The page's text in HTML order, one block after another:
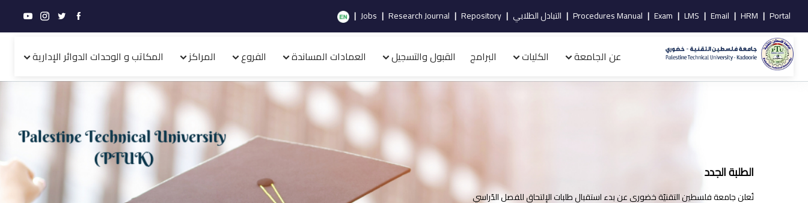
Portal
|
HRM
|
Email
|
LMS
|
Exam
|
Procedures Manual
| التبادل الطلابي |
Repository
|
Research Journal
|
Jobs
|
عن الجامعة الكليات البرامج القبول والتسجيل العمادات المساندة الفروع المراكز المكاتب و الوحدات الدوائر الإدارية
6
الطلبة الجدد
تُعلن جامعة فلسطين التقنيّة خضوري عن بدء استقبال طلبات الإلتحاق للفصل الدّراسي